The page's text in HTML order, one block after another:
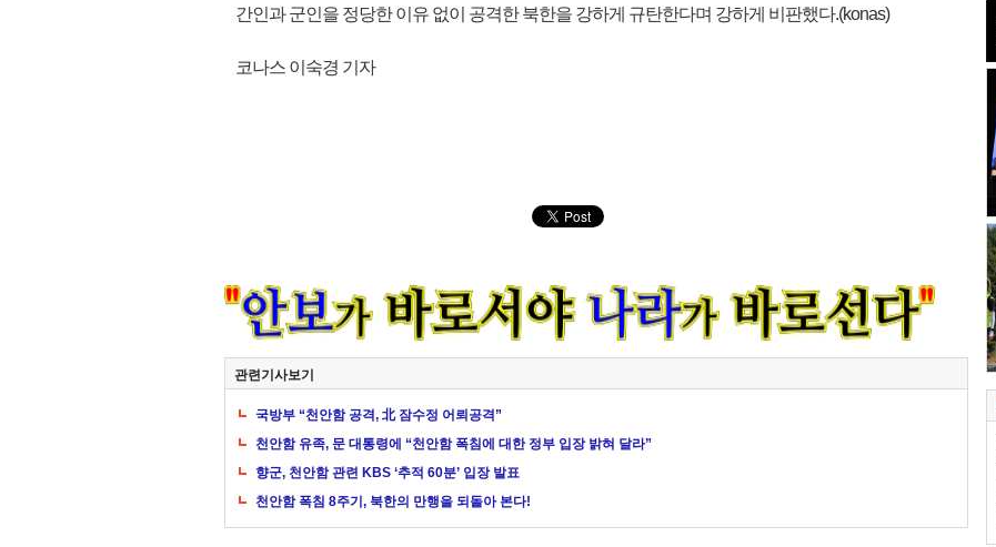
간인과 군인을 정당한 이유 없이 공격한 북한을 강하게 규탄한다며 강하게 비판했다.(konas)
코나스 이숙경 기자
관련기사보기
국방부 “천안함 공격, 北 잠수정 어뢰공격”
천안함 유족, 문 대통령에 “천안함 폭침에 대한 정부 입장 밝혀 달라”
향군, 천안함 관련 KBS ‘추적 60분’ 입장 발표
천안함 폭침 8주기, 북한의 만행을 되돌아 본다!